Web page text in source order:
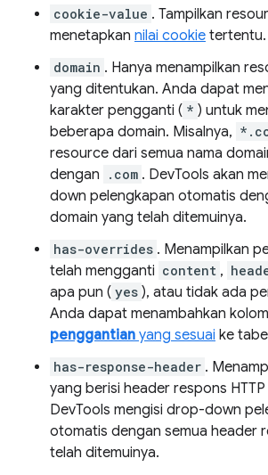
cookie-value . Tampilkan
menetapkan nilai cookie tertentu.
domain . Hanya menampilkan
yang ditentukan. Anda dapat
karakter pengganti ( * ) untuk
beberapa domain. Misalnya,
resource dari semua nama
dengan
.com . DevTools akan
down pelengkapan otomatis
domain yang telah ditemuinya.
has-overrides . Menampilkan
telah mengganti content ,
apa pun ( yes ), atau tidak ada
Anda dapat menambahkan kolom
penggantian yang sesuai ke
has-response-header .
yang berisi header respons
DevTools mengisi drop-down
otomatis dengan semua header
telah ditemuinya.